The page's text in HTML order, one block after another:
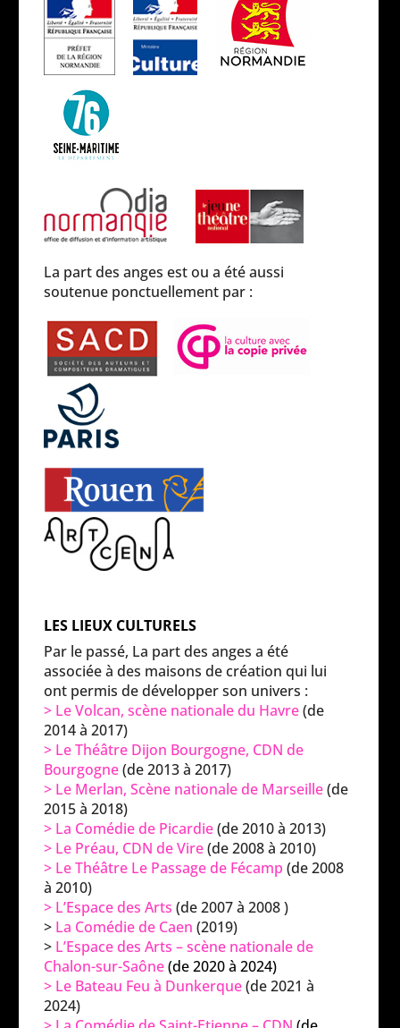
La part des anges est ou a été aussi
soutenue ponctuellement par :
LES LIEUX CULTURELS
Par le passé, La part des anges a été
associée à des maisons de création qui lui
ont permis de développer son univers :
> Le Volcan, scène nationale du Havre(de
2014 à 2017)
> Le Théâtre Dijon Bourgogne, CDN de
Bourgogne(de 2013 à 2017)
> Le Merlan, Scène nationale de Marseille(de
2015 à 2018)
> La Comédie de Picardie(de 2010 à 2013)
> Le Préau, CDN de Vire(de 2008 à 2010)
> Le Théâtre Le Passage de Fécamp (de 2008
à 2010)
> L’Espace des Arts (de 2007 à 2008 )
> La Comédie de Caen (2019)
> L’Espace des Arts – scène nationale de
Chalon-sur-Saône(de 2020 à 2024)
> Le Bateau Feu à Dunkerque(de 2021 à
2024)